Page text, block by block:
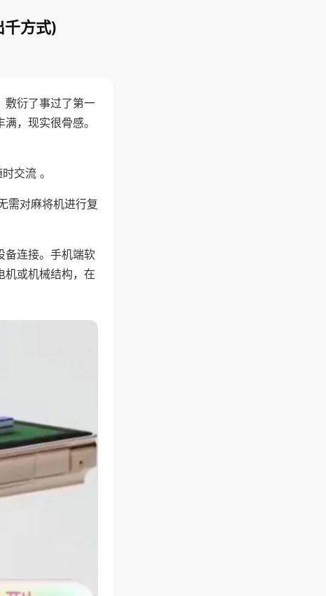
千方式)
敷衍了事过了第一
，现实很骨感。
交流 。
需对麻将机进行复
备连接。手机端软
机或机械结构，在